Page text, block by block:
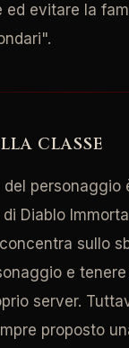
ed evitare la
CLASSE
del personaggio
Diablo
sullo
e
server.
proposto